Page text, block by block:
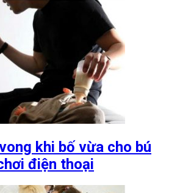
khi bố vừa cho bú
điện thoại